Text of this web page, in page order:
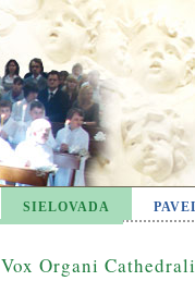
SIELOVADA
Vox Organi